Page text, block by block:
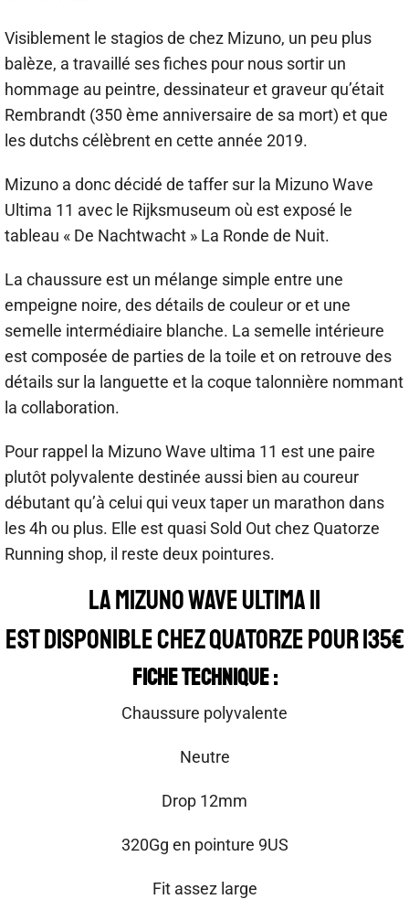
Visiblement le stagios de chez Mizuno, un peu plus
balèze, a travaillé ses fiches pour nous sortir un
hommage au peintre, dessinateur et graveur qu’était
Rembrandt (350 ème anniversaire de sa mort) et que
les dutchs célèbrent en cette année 2019.
Mizuno a donc décidé de taffer sur la Mizuno Wave
Ultima 11 avec le Rijksmuseum où est exposé le
tableau « De Nachtwacht » La Ronde de Nuit.
La chaussure est un mélange simple entre une
empeigne noire, des détails de couleur or et une
semelle intermédiaire blanche. La semelle intérieure
est composée de parties de la toile et on retrouve des
détails sur la languette et la coque talonnière nommant
la collaboration.
Pour rappel la Mizuno Wave ultima 11 est une paire
plutôt polyvalente destinée aussi bien au coureur
débutant qu’à celui qui veux taper un marathon dans
les 4h ou plus. Elle est quasi Sold Out chez Quatorze
Running shop, il reste deux pointures.
La Mizuno Wave Ultima 11
est disponible chez QUATORZE pour 135€
Fiche Technique :
Chaussure polyvalente
Neutre
Drop 12mm
320Gg en pointure 9US
Fit assez large